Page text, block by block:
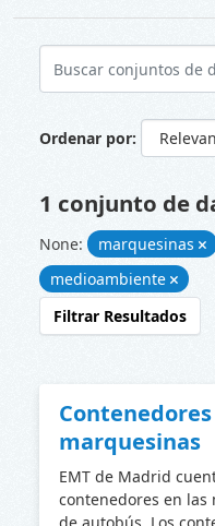
Ordenar por
1 conjunto de
None: marquesinas
medioambiente
Filtrar Resultados
marquesinas
EMT de Madrid
contenedores en las